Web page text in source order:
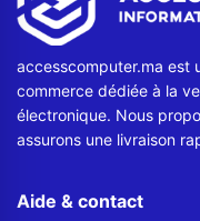
accesscomputer.ma est
commerce dédiée à la
électronique. Nous
assurons une livraison
Aide & contact